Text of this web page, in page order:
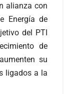
alianza con
Energía de
del PTI
de
su
ligados a la